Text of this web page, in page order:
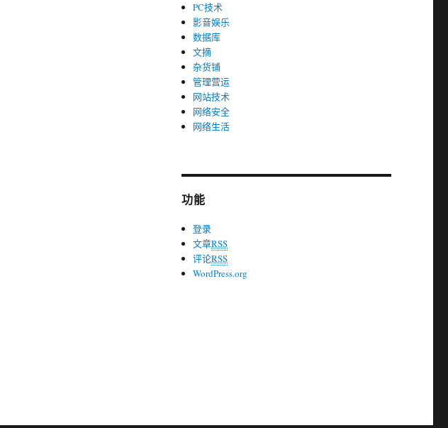
PC技术
影音娱乐
数据库
文摘
杂货铺
管理营运
网站技术
网络安全
网络生活
功能
登录
文章RSS
评论RSS
WordPress.org